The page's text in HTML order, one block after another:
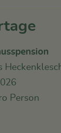
Person